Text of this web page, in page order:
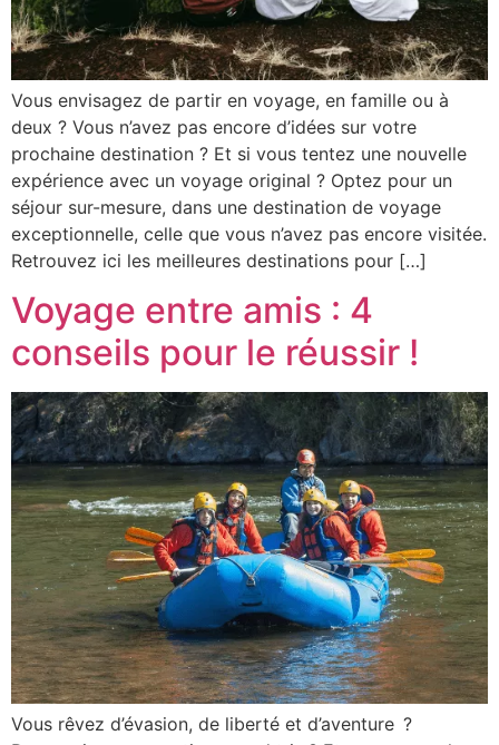
Zanzibar
Zimbabwe
Amérique
Mexique
Asie
Dominique
Guadeloupe
Martinique
Vos envies
Trains de légende
Safari & faune sauvage
Voyage surprise
En tête-à-tête
Avec votre tribu
Entreprise
Vous envisagez de partir en voyage, en famille ou à
deux ? Vous n’avez pas encore d’idées sur votre
prochaine destination ? Et si vous tentez une nouvelle
expérience avec un voyage original ? Optez pour un
séjour sur-mesure, dans une destination de voyage
exceptionnelle, celle que vous n’avez pas encore visitée.
Retrouvez ici les meilleures destinations pour […]
Voyage entre amis : 4
conseils pour le réussir !
Vous rêvez d’évasion, de liberté et d’aventure ?